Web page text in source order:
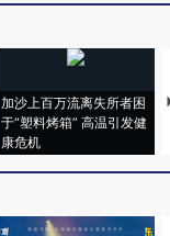
加沙上百万流离失所者困
于“塑料烤箱” 高温引发健
康危机